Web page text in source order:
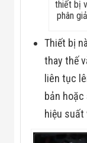
thiết bị
phân
Thiết bị
thay thế
liên tục
bản
hiệu suất